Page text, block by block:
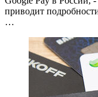
приводит
…